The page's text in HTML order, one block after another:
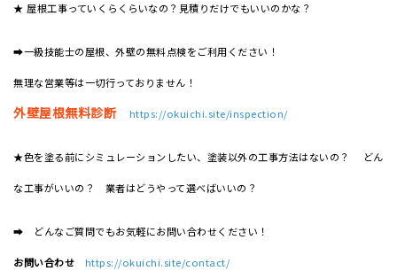
★ 屋根工事っていくらくらいなの？見積りだけでもいいのかな？
➡一級技能士の屋根、外壁の無料点検をご利用ください！
無理な営業等は一切行っておりません！
外壁屋根無料診断 https://okuichi.site/inspection/
★色を塗る前にシミュレーションしたい、塗装以外の工事方法はないの？ どん
な工事がいいの？ 業者はどうやって選べばいいの？
➡ どんなご質問でもお気軽にお問い合わせください！
お問い合わせ https://okuichi.site/contact/